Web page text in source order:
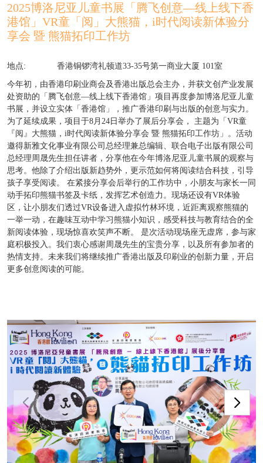
2025博洛尼亚儿童书展「腾飞创意—线上线下香
港馆」VR童「阅」大熊猫，i时代阅读新体验分
享会 暨 熊猫拓印工作坊
地点: 香港铜锣湾礼顿道33-35号第一商业大厦 101室
今年初，由香港印刷业商会及香港出版总会主办，并获文创产业发展
处资助的「腾飞创意—线上线下香港馆」项目再度参加博洛尼亚儿童
书展，并设立​​实体「香港馆」，推广香港印刷与出版的创意与实力。
为了延续成果，项目于8月24日举办了展后分享会， 主题为「VR童
『阅』大熊猫，i时代阅读新体验分享会 暨 熊猫拓印工作坊」。活动
邀得新雅文化事业有限公司总经理兼总编辑、联合电子出版有限公司
总经理周晟先生担任讲者，分享他在今年博洛尼亚儿童书展的观察与
思考。他除了介绍出版新趋势外，更示范如何将阅读结合科技，引导
孩子享受阅读。 在紧接分享会后举行的工作坊中，小朋友与家长一同
动手拓印熊猫书签及卡纸，发挥艺术创造力。现场还设有VR体验
区，让小朋友们透过VR设备进入虚拟竹林环境，近距离观察熊猫的
一举一动，在趣味互动中学习熊猫小知识，感受科技与教育结合的全
新阅读体验，现场惊喜欢笑声不断。 是次活动现场座无虚席，参与家
庭积极投入。我们衷心感谢周晟先生的宝贵分享，以及所有参加者的
热情支持。未来我们将继续推广香港出版及印刷业的创新力量，开启
更多创意阅读的可能。